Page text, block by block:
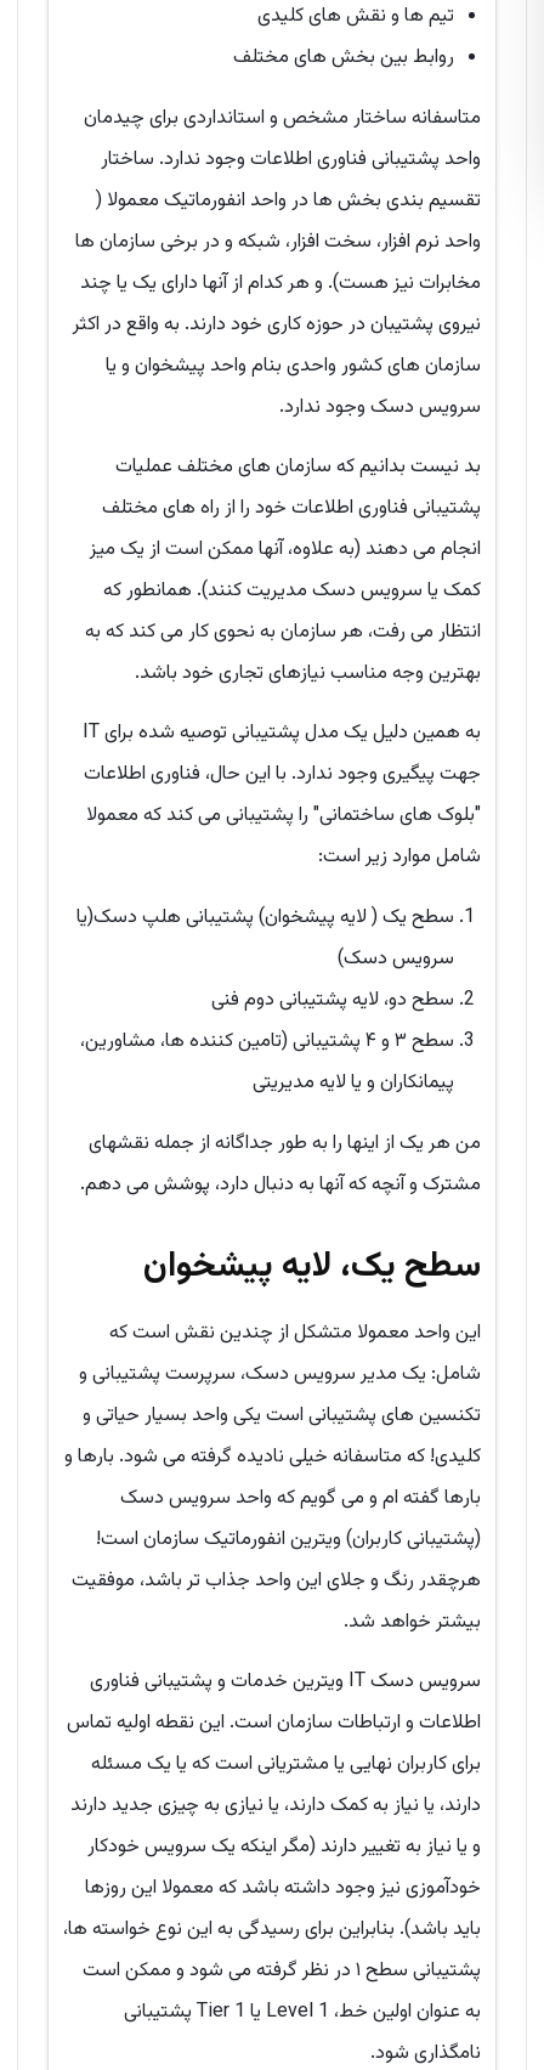
تیم ها و نقش های کلیدی
روابط بین بخش های مختلف
متاسفانه ساختار مشخص و استانداردی برای چیدمان
واحد پشتیبانی فناوری اطلاعات وجود ندارد. ساختار
تقسیم بندی بخش ها در واحد انفورماتیک معمولا (
واحد نرم افزار، سخت افزار، شبکه و در برخی سازمان ها
مخابرات نیز هست). و هر کدام از آنها دارای یک یا چند
نیروی پشتیبان در حوزه کاری خود دارند. به واقع در اکثر
سازمان های کشور واحدی بنام واحد پیشخوان و یا
سرویس دسک وجود ندارد.
بد نیست بدانیم که سازمان های مختلف عملیات
پشتیبانی فناوری اطلاعات خود را از راه های مختلف
انجام می دهند (به علاوه، آنها ممکن است از یک میز
کمک یا سرویس دسک مدیریت کنند). همانطور که
انتظار می رفت، هر سازمان به نحوی کار می کند که به
بهترین وجه مناسب نیازهای تجاری خود باشد.
به همین دلیل یک مدل پشتیبانی توصیه شده برای IT
جهت پیگیری وجود ندارد. با این حال، فناوری اطلاعات
"بلوک های ساختمانی" را پشتیبانی می کند که معمولا
شامل موارد زیر است:
سطح یک ( لایه پیشخوان) پشتیبانی هلپ دسک(یا
سرویس دسک)
سطح دو، لایه پشتیبانی دوم فنی
سطح ۳ و ۴ پشتیبانی (تامین کننده ها، مشاورین،
پیمانکاران و یا لایه مدیریتی
من هر یک از اینها را به طور جداگانه از جمله نقشهای
مشترک و آنچه که آنها به دنبال دارد، پوشش می دهم.
سطح یک، لایه پیشخوان
این واحد معمولا متشکل از چندین نقش است که
شامل: یک مدیر سرویس دسک، سرپرست پشتیبانی و
تکنسین های پشتیبانی است یکی واحد بسیار حیاتی و
کلیدی! که متاسفانه خیلی نادیده گرفته می شود. بارها و
بارها گفته ام و می گویم که واحد سرویس دسک
(پشتیبانی کاربران) ویترین انفورماتیک سازمان است!
هرچقدر رنگ و جلای این واحد جذاب تر باشد، موفقیت
بیشتر خواهد شد.
سرویس دسک IT ویترین خدمات و پشتیبانی فناوری
اطلاعات و ارتباطات سازمان است. این نقطه اولیه تماس
برای کاربران نهایی یا مشتریانی است که یا یک مسئله
دارند، یا نیاز به کمک دارند، یا نیازی به چیزی جدید دارند
و یا نیاز به تغییر دارند (مگر اینکه یک سرویس خودکار
خودآموزی نیز وجود داشته باشد که معمولا این روزها
باید باشد). بنابراین برای رسیدگی به این نوع خواسته ها،
پشتیبانی سطح ۱ در نظر گرفته می شود و ممکن است
به عنوان اولین خط، Level 1 یا Tier 1 پشتیبانی
نامگذاری شود.